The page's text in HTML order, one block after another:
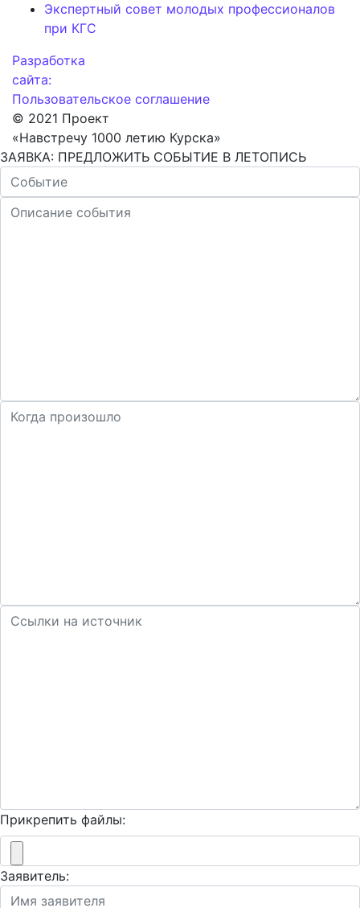
Экспертный совет молодых профессионалов
при КГС
Разработка
сайта:
Пользовательское соглашение
© 2021 Проект
«Навстречу 1000 летию Курска»
ЗАЯВКА: ПРЕДЛОЖИТЬ СОБЫТИЕ В ЛЕТОПИСЬ
Прикрепить файлы:
Заявитель: